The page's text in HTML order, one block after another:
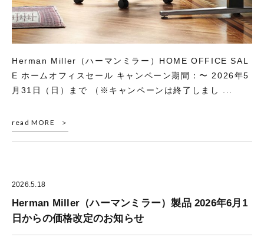
Herman Miller（ハーマンミラー）HOME OFFICE SAL
E ホームオフィスセール キャンペーン期間：〜 2026年5
月31日（日）まで （※キャンペーンは終了しまし ...
read MORE
2026.5.18
Herman Miller（ハーマンミラー）製品 2026年6月1
日からの価格改定のお知らせ